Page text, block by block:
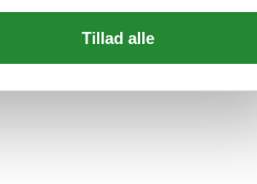
Tillad alle